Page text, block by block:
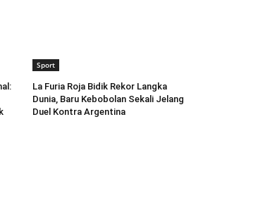
Sport
La Furia Roja Bidik Rekor Langka
Dunia, Baru Kebobolan Sekali Jelang
Duel Kontra Argentina